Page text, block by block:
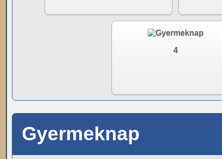
4
Gyermeknap